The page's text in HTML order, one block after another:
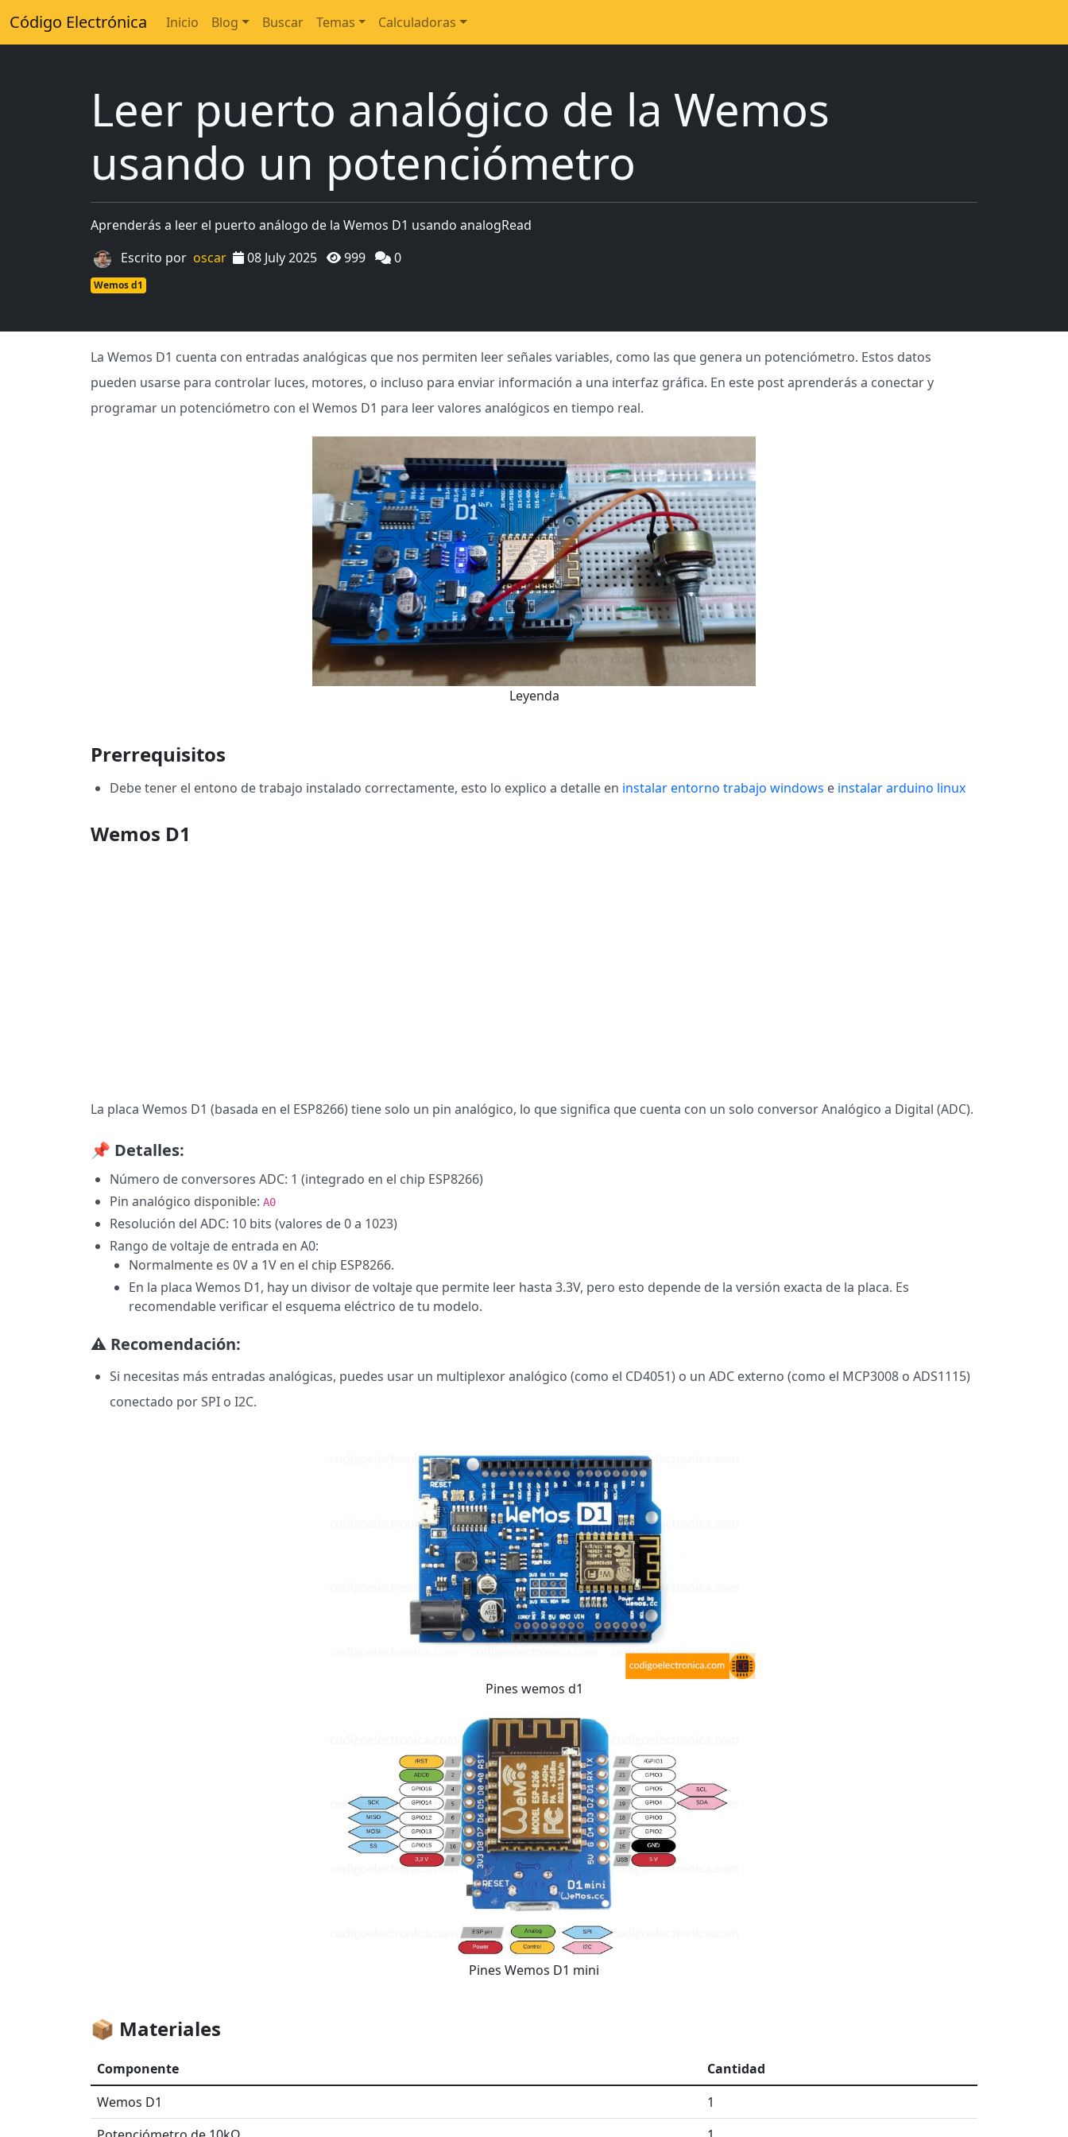
Código Electrónica Inicio Blog Buscar Temas Calculadoras
Leer puerto analógico de la Wemos
usando un potenciómetro
Aprenderás a leer el puerto análogo de la Wemos D1 usando analogRead
Escrito por oscar 08 July 2025 999 0
Wemos d1
La Wemos D1 cuenta con entradas analógicas que nos permiten leer señales variables, como las que genera un potenciómetro. Estos datos
pueden usarse para controlar luces, motores, o incluso para enviar información a una interfaz gráfica. En este post aprenderás a conectar y
programar un potenciómetro con el Wemos D1 para leer valores analógicos en tiempo real.
Leyenda
Prerrequisitos
Debe tener el entono de trabajo instalado correctamente, esto lo explico a detalle en instalar entorno trabajo windows e instalar arduino linux
Wemos D1
La placa Wemos D1 (basada en el ESP8266) tiene solo un pin analógico, lo que significa que cuenta con un solo conversor Analógico a Digital (ADC).
📌 Detalles:
Número de conversores ADC: 1 (integrado en el chip ESP8266)
Pin analógico disponible: A0
Resolución del ADC: 10 bits (valores de 0 a 1023)
Rango de voltaje de entrada en A0:
Normalmente es 0V a 1V en el chip ESP8266.
En la placa Wemos D1, hay un divisor de voltaje que permite leer hasta 3.3V, pero esto depende de la versión exacta de la placa. Es
recomendable verificar el esquema eléctrico de tu modelo.
⚠️ Recomendación:
Si necesitas más entradas analógicas, puedes usar un multiplexor analógico (como el CD4051) o un ADC externo (como el MCP3008 o ADS1115)
conectado por SPI o I2C.
Pines wemos d1
Pines Wemos D1 mini
📦 Materiales
Componente
Cantidad
Wemos D1
1